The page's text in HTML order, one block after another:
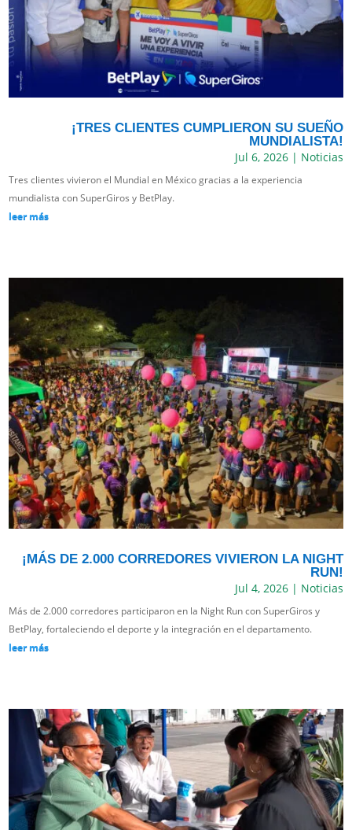
¡TRES CLIENTES CUMPLIERON SU SUEÑO
MUNDIALISTA!
Jul 6, 2026| Noticias
Tres clientes vivieron el Mundial en México gracias a la experiencia
mundialista con SuperGiros y BetPlay.
leer más
¡MÁS DE 2.000 CORREDORES VIVIERON LA NIGHT
RUN!
Jul 4, 2026| Noticias
Más de 2.000 corredores participaron en la Night Run con SuperGiros y
BetPlay, fortaleciendo el deporte y la integración en el departamento.
leer más